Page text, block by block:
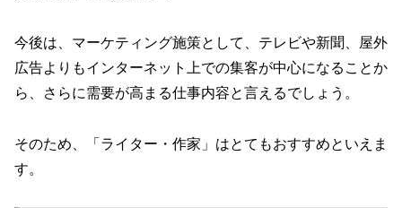
今後は、マーケティング施策として、テレビや新聞、屋外
広告よりもインターネット上での集客が中心になることか
ら、さらに需要が高まる仕事内容と言えるでしょう。
そのため、「ライター・作家」はとてもおすすめといえま
す。